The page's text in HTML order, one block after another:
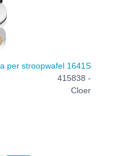
per stroopwafel 1641S
415838 -
Cloer